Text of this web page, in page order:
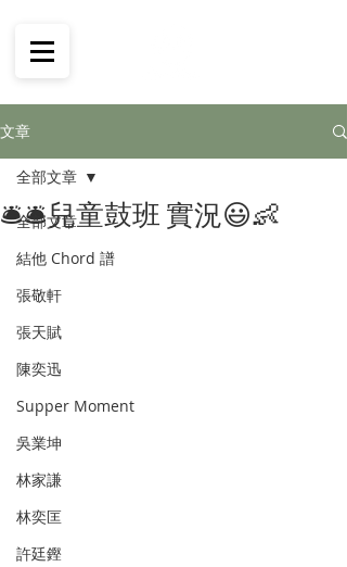
文章
全部文章
結他 Chord 譜
張敬軒
張天賦
陳奕迅
Supper Moment
吳業坤
林家謙
林奕匡
許廷鏗
全部文章
🛎🛎兒童鼓班 實況😃👶